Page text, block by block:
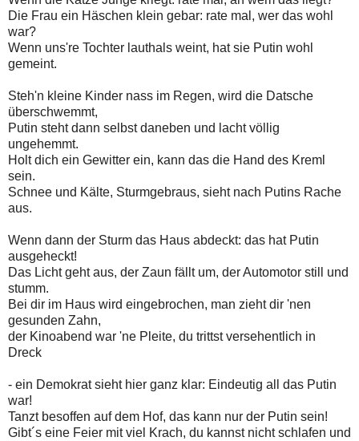
Die Frau ein Häschen klein gebar: rate mal, wer das wohl
war?
Wenn uns're Tochter lauthals weint, hat sie Putin wohl
gemeint.
Steh'n kleine Kinder nass im Regen, wird die Datsche
überschwemmt,
Putin steht dann selbst daneben und lacht völlig
ungehemmt.
Holt dich ein Gewitter ein, kann das die Hand des Kreml
sein.
Schnee und Kälte, Sturmgebraus, sieht nach Putins Rache
aus.
Wenn dann der Sturm das Haus abdeckt: das hat Putin
ausgeheckt!
Das Licht geht aus, der Zaun fällt um, der Automotor still und
stumm.
Bei dir im Haus wird eingebrochen, man zieht dir 'nen
gesunden Zahn,
der Kinoabend war 'ne Pleite, du trittst versehentlich in
Dreck
- ein Demokrat sieht hier ganz klar: Eindeutig all das Putin
war!
Tanzt besoffen auf dem Hof, das kann nur der Putin sein!
Gibt´s eine Feier mit viel Krach, du kannst nicht schlafen und